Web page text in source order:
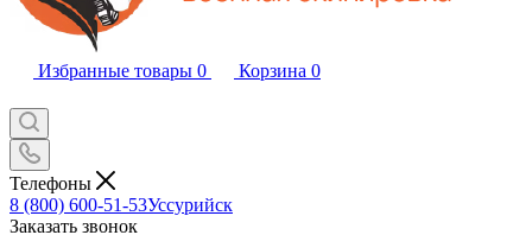
Избранные товары 0 Корзина 0
Телефоны
8 (800) 600-51-53Уссурийск
Заказать звонок